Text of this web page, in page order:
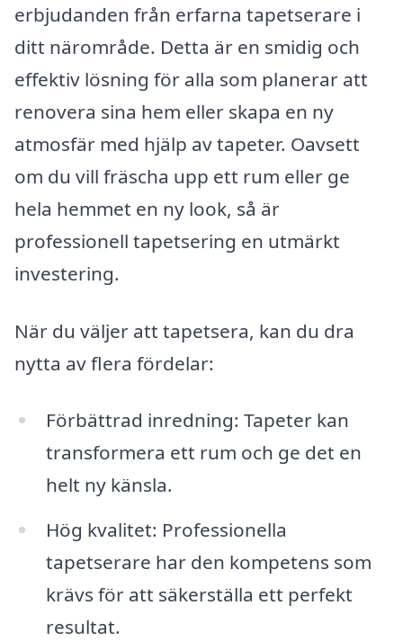
erbjudanden från erfarna tapetserare i
ditt närområde. Detta är en smidig och
effektiv lösning för alla som planerar att
renovera sina hem eller skapa en ny
atmosfär med hjälp av tapeter. Oavsett
om du vill fräscha upp ett rum eller ge
hela hemmet en ny look, så är
professionell tapetsering en utmärkt
investering.
När du väljer att tapetsera, kan du dra
nytta av flera fördelar:
Förbättrad inredning: Tapeter kan
transformera ett rum och ge det en
helt ny känsla.
Hög kvalitet: Professionella
tapetserare har den kompetens som
krävs för att säkerställa ett perfekt
resultat.